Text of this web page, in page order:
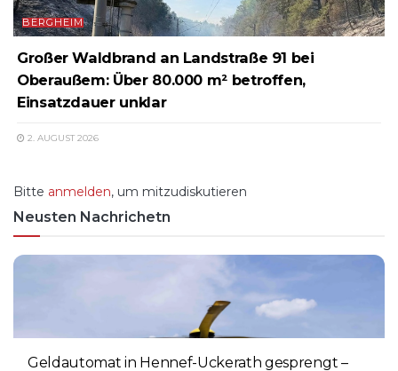
BERGHEIM
Großer Waldbrand an Landstraße 91 bei
Oberaußem: Über 80.000 m² betroffen,
Einsatzdauer unklar
2. AUGUST 2026
Bitte anmelden, um mitzudiskutieren
Neusten Nachrichetn
Geldautomat in Hennef-Uckerath gesprengt –